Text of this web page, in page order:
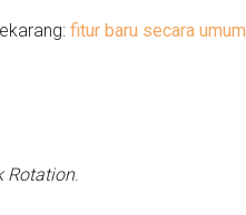
fitur baru secara umum
Rotation.